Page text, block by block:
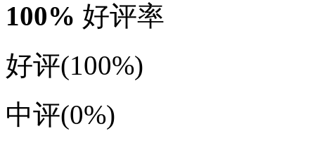
100% 好评率
好评(100%)
中评(0%)